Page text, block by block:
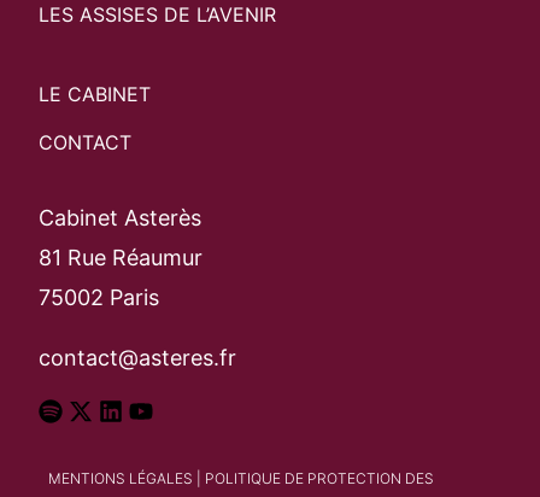
LES ASSISES DE L’AVENIR
LE CABINET
CONTACT
Cabinet Asterès
81 Rue Réaumur
75002 Paris
contact@asteres.fr
MENTIONS LÉGALES POLITIQUE DE PROTECTION DES